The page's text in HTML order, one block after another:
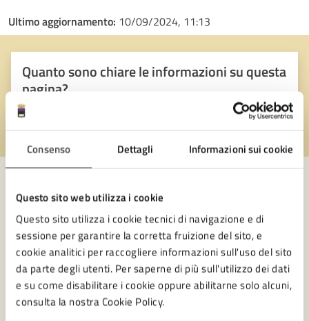
Consenso Dettagli Informazioni sui cookie
Questo sito web utilizza i cookie
Questo sito utilizza i cookie tecnici di navigazione e di
sessione per garantire la corretta fruizione del sito, e
cookie analitici per raccogliere informazioni sull'uso del sito
da parte degli utenti. Per saperne di più sull'utilizzo dei dati
e su come disabilitare i cookie oppure abilitarne solo alcuni,
consulta la nostra Cookie Policy.
Ultimo aggiornamento: 10/09/2024, 11:13
Quanto sono chiare le informazioni su questa
pagina?
Contatta il comune
Leggi le domande frequenti
Richiedi assistenza
Numero verde 0547-356111